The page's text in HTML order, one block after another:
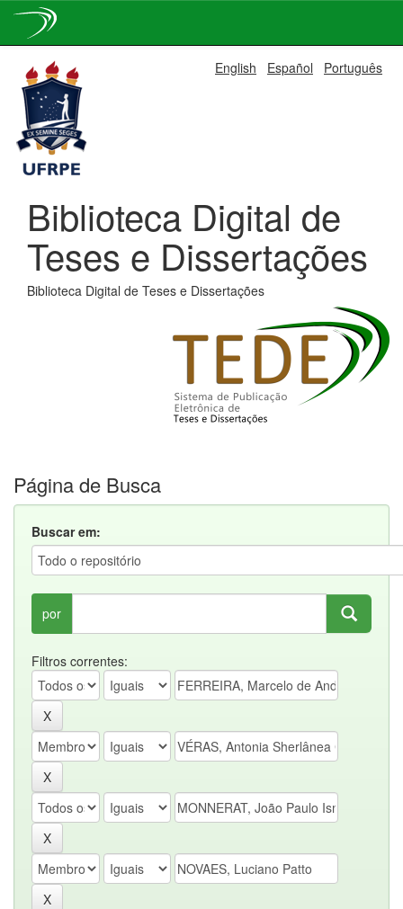
navigation
English Español Português
Biblioteca Digital de
Teses e Dissertações
Biblioteca Digital de Teses e Dissertações
Página de Busca
Buscar em:
por
Filtros correntes: